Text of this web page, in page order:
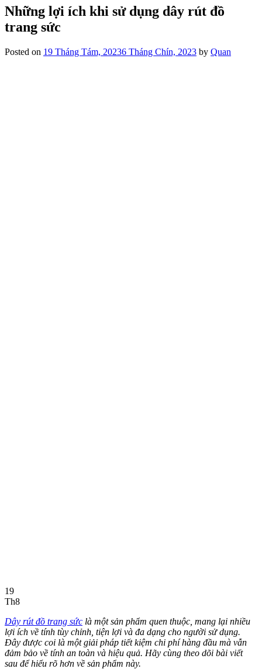
Những lợi ích khi sử dụng dây rút đồ
trang sức
Posted on 19 Tháng Tám, 20236 Tháng Chín, 2023 by Quan
19
Th8
Dây rút đồ trang sức là một sản phẩm quen thuộc, mang lại nhiều
lợi ích về tính tùy chỉnh, tiện lợi và đa dạng cho người sử dụng.
Đây được coi là một giải pháp tiết kiệm chi phí hàng đầu mà vẫn
đảm bảo về tính an toàn và hiệu quả. Hãy cùng theo dõi bài viết
sau để hiểu rõ hơn về sản phẩm này.